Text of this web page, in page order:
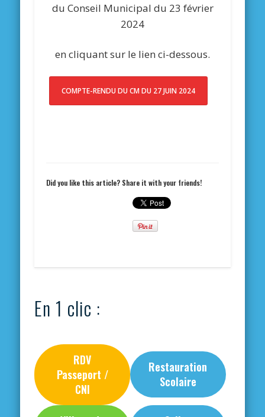
du Conseil Municipal du 23 février
2024
en cliquant sur le lien ci-dessous.
COMPTE-RENDU DU CM DU 27 JUIN 2024
Did you like this article? Share it with your friends!
En 1 clic :
RDV
Passeport /
CNI
Restauration
Scolaire